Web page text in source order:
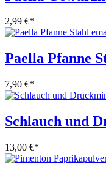
2,99 €*
Paella Pfanne
7,90 €*
Schlauch und
13,00 €*